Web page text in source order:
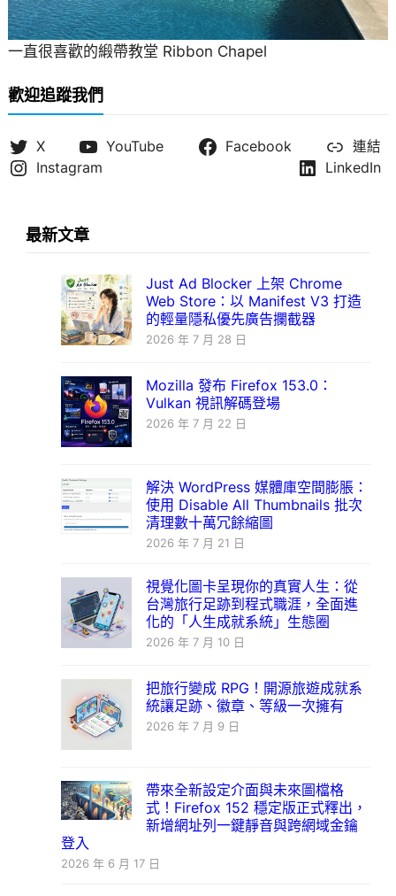
一直很喜歡的緞帶教堂 Ribbon Chapel
歡迎追蹤我們
X YouTube Facebook
連結
Instagram
LinkedIn
最新文章
Just Ad Blocker 上架 Chrome
Web Store：以 Manifest V3 打造
的輕量隱私優先廣告攔截器
2026 年 7 月 28 日
Mozilla 發布 Firefox 153.0：
Vulkan 視訊解碼登場
2026 年 7 月 22 日
解決 WordPress 媒體庫空間膨脹：
使用 Disable All Thumbnails 批次
清理數十萬冗餘縮圖
2026 年 7 月 21 日
視覺化圖卡呈現你的真實人生：從
台灣旅行足跡到程式職涯，全面進
化的「人生成就系統」生態圈
2026 年 7 月 10 日
把旅行變成 RPG！開源旅遊成就系
統讓足跡、徽章、等級一次擁有
2026 年 7 月 9 日
帶來全新設定介面與未來圖檔格
式！Firefox 152 穩定版正式釋出，
新增網址列一鍵靜音與跨網域金鑰
登入
2026 年 6 月 17 日